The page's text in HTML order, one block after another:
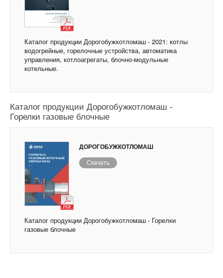
Каталог продукции Дорогобужкотломаш - 2021: котлы
водогрейные, горелочные устройства, автоматика
управления, котлоагрегаты, блочно-модульные
котельные.
Каталог продукции Дорогобужкотломаш -
Горелки газовые блочные
ДОРОГОБУЖКОТЛОМАШ
Скачать
Каталог продукции Дорогобужкотломаш - Горелки
газовые блочные